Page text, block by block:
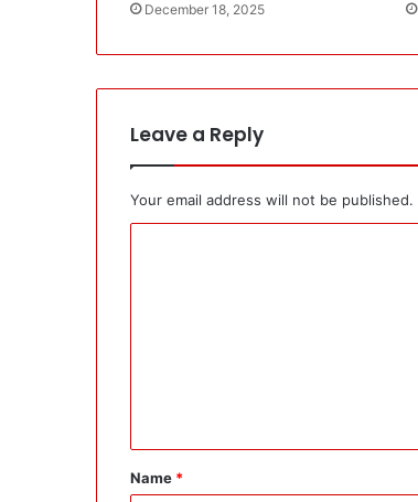
December 18, 2025
Leave a Reply
Your email address will not be published.
*
Name *